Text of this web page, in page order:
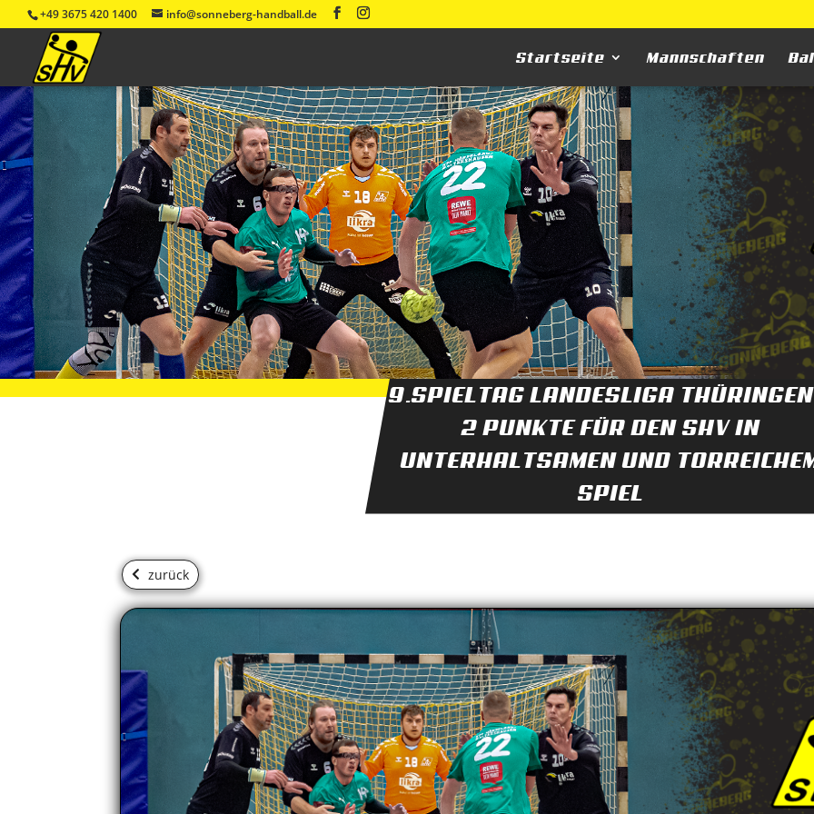
+49 3675 420 1400 info@sonneberg-handball.de
Startseite Mannschaften
9.SPIELTAG LANDESLIGA
2 PUNKTE FÜR DEN SHV IN
UNTERHALTSAMEN UND
SPIEL
zurück